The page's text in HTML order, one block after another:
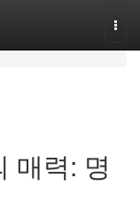
매력: 명